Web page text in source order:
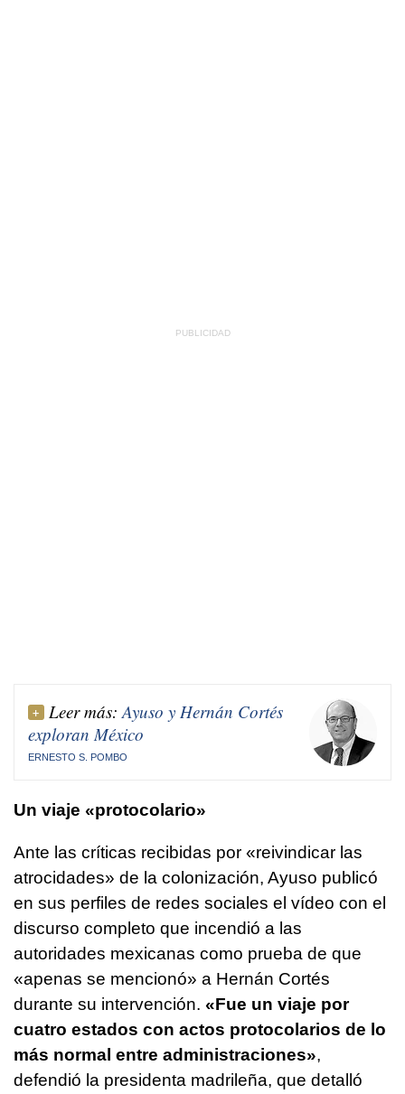
Leer más: Ayuso y Hernán Cortés
exploran México
ERNESTO S. POMBO
Un viaje «protocolario»
Ante las críticas recibidas por «reivindicar las
atrocidades» de la colonización, Ayuso publicó
en sus perfiles de redes sociales el vídeo con el
discurso completo que incendió a las
autoridades mexicanas como prueba de que
«apenas se mencionó» a Hernán Cortés
durante su intervención. «Fue un viaje por
cuatro estados con actos protocolarios de lo
más normal entre administraciones»,
defendió la presidenta madrileña, que detalló